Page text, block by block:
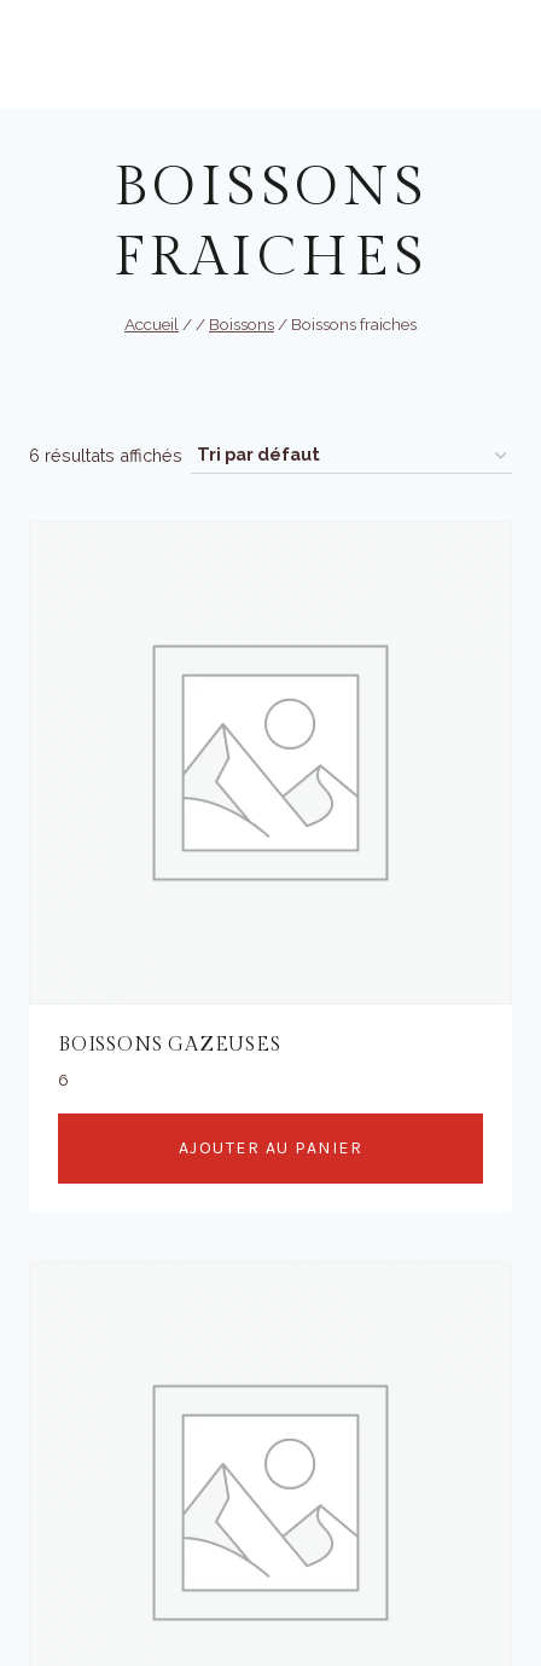
BOISSONS
FRAICHES
Accueil / / Boissons / Boissons fraiches
6 résultats affichés
BOISSONS GAZEUSES
6
AJOUTER AU PANIER